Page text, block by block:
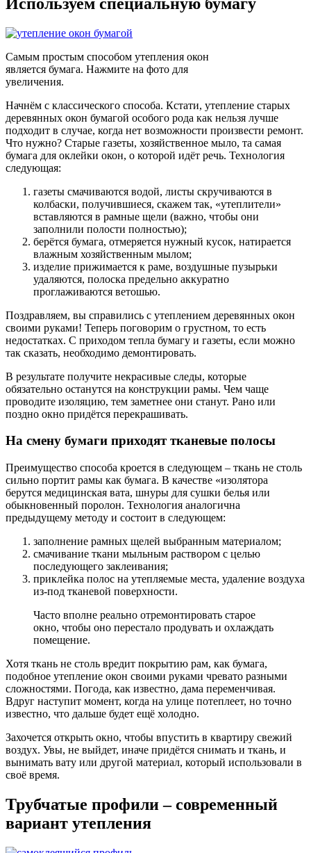
Самым простым способом утепления окон
является бумага. Нажмите на фото для
увеличения.
Начнём с классического способа. Кстати, утепление старых
деревянных окон бумагой особого рода как нельзя лучше
подходит в случае, когда нет возможности произвести ремонт.
Что нужно? Старые газеты, хозяйственное мыло, та самая
бумага для оклейки окон, о которой идёт речь. Технология
следующая:
газеты смачиваются водой, листы скручиваются в
колбаски, получившиеся, скажем так, «утеплители»
вставляются в рамные щели (важно, чтобы они
заполнили полости полностью);
берётся бумага, отмеряется нужный кусок, натирается
влажным хозяйственным мылом;
изделие прижимается к раме, воздушные пузырьки
удаляются, полоска предельно аккуратно
проглаживаются ветошью.
Поздравляем, вы справились с утеплением деревянных окон
своими руками! Теперь поговорим о грустном, то есть
недостатках. С приходом тепла бумагу и газеты, если можно
так сказать, необходимо демонтировать.
В результате получите некрасивые следы, которые
обязательно останутся на конструкции рамы. Чем чаще
проводите изоляцию, тем заметнее они станут. Рано или
поздно окно придётся перекрашивать.
На смену бумаги приходят тканевые полосы
Преимущество способа кроется в следующем – ткань не столь
сильно портит рамы как бумага. В качестве «изолятора
берутся медицинская вата, шнуры для сушки белья или
обыкновенный поролон. Технология аналогична
предыдущему методу и состоит в следующем:
заполнение рамных щелей выбранным материалом;
смачивание ткани мыльным раствором с целью
последующего заклеивания;
приклейка полос на утепляемые места, удаление воздуха
из-под тканевой поверхности.
Часто вполне реально отремонтировать старое
окно, чтобы оно перестало продувать и охлаждать
помещение.
Хотя ткань не столь вредит покрытию рам, как бумага,
подобное утепление окон своими руками чревато разными
сложностями. Погода, как известно, дама переменчивая.
Вдруг наступит момент, когда на улице потеплеет, но точно
известно, что дальше будет ещё холодно.
Захочется открыть окно, чтобы впустить в квартиру свежий
воздух. Увы, не выйдет, иначе придётся снимать и ткань, и
вынимать вату или другой материал, который использовали в
своё время.
Трубчатые профили – современный
вариант утепления